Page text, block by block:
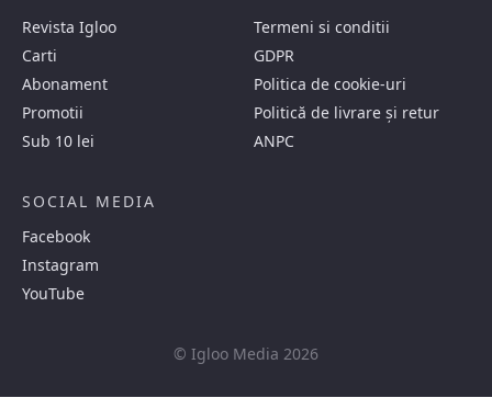
Revista Igloo
Carti
Abonament
Promotii
Sub 10 lei
Termeni si conditii
GDPR
Politica de cookie-uri
Politică de livrare și retur
ANPC
SOCIAL MEDIA
Facebook
Instagram
YouTube
© Igloo Media 2026